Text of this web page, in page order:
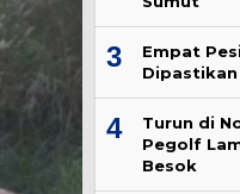
3
Empat
Dipastikan
4
Turun di
Pegolf
Besok